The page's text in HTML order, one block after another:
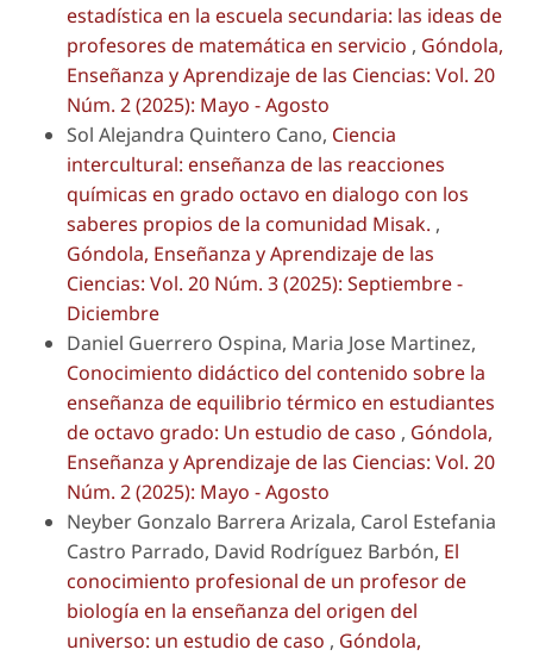
estadística en la escuela secundaria: las ideas de
profesores de matemática en servicio , Góndola,
Enseñanza y Aprendizaje de las Ciencias: Vol. 20
Núm. 2 (2025): Mayo - Agosto
Sol Alejandra Quintero Cano, Ciencia
intercultural: enseñanza de las reacciones
químicas en grado octavo en dialogo con los
saberes propios de la comunidad Misak. ,
Góndola, Enseñanza y Aprendizaje de las
Ciencias: Vol. 20 Núm. 3 (2025): Septiembre -
Diciembre
Daniel Guerrero Ospina, Maria Jose Martinez,
Conocimiento didáctico del contenido sobre la
enseñanza de equilibrio térmico en estudiantes
de octavo grado: Un estudio de caso , Góndola,
Enseñanza y Aprendizaje de las Ciencias: Vol. 20
Núm. 2 (2025): Mayo - Agosto
Neyber Gonzalo Barrera Arizala, Carol Estefania
Castro Parrado, David Rodríguez Barbón, El
conocimiento profesional de un profesor de
biología en la enseñanza del origen del
universo: un estudio de caso , Góndola,